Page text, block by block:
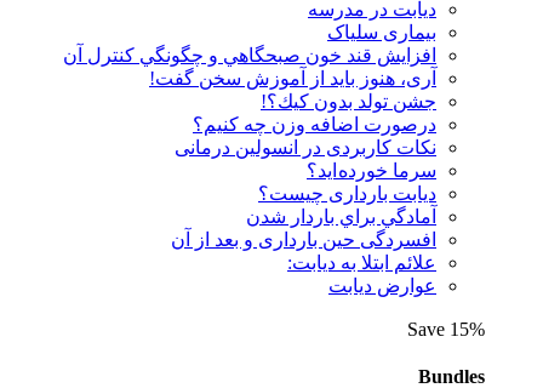
دیابت در مدرسه
بیماری سلیاک
افزايش قند خون صبحگاهي و چگونگي كنترل آن
آری، هنوز باید از آموزش سخن گفت!
جشن تولد بدون كيك؟!
درصورت اضافه وزن چه کنیم؟
نكات كاربردی در انسولين درمانی
سرما خورده اید؟
دیابت بارداری چیست؟
آمادگي براي باردار شدن
افسردگی حین بارداری و بعد از آن
علائم ابتلا به دیابت:
عوارض ديابت
Save 15%
Bundles